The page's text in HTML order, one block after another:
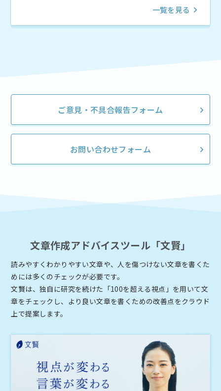
一覧を見る
ご意見・不具合報告フォーム
お問い合わせフォーム
文章作成アドバイスツール「文賢」
読みやすくわかりやすい文章や、人を傷つけない文章を書くた
めには多くのチェックが必要です。
文賢は、独自に研究を続けた「100を超える視点」を用いて文
章をチェックし、より良い文章を書くための改善点をクラウド
上で提案します。